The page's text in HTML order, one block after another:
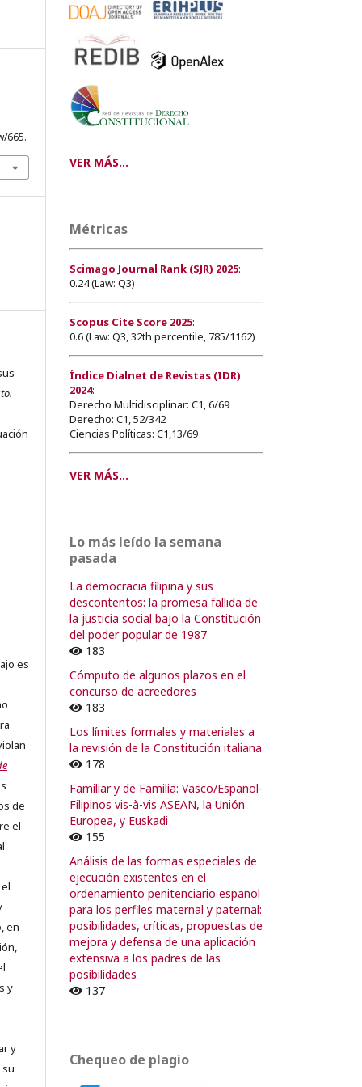
665.
es
de
el
en
y
y
VER MÁS...
Métricas
Scimago Journal Rank (SJR) 2025:
0.24 (Law: Q3)
Scopus Cite Score 2025:
0.6 (Law: Q3, 32th percentile, 785/1162)
Índice Dialnet de Revistas (IDR)
2024:
Derecho Multidisciplinar: C1, 6/69
Derecho: C1, 52/342
Ciencias Políticas: C1,13/69
VER MÁS...
Lo más leído la semana
pasada
La democracia filipina y sus
descontentos: la promesa fallida de
la justicia social bajo la Constitución
del poder popular de 1987
183
Cómputo de algunos plazos en el
concurso de acreedores
183
Los límites formales y materiales a
la revisión de la Constitución italiana
178
Familiar y de Familia: Vasco/Español-
Filipinos vis-à-vis ASEAN, la Unión
Europea, y Euskadi
155
Análisis de las formas especiales de
ejecución existentes en el
ordenamiento penitenciario español
para los perfiles maternal y paternal:
posibilidades, críticas, propuestas de
mejora y defensa de una aplicación
extensiva a los padres de las
posibilidades
137
Chequeo de plagio